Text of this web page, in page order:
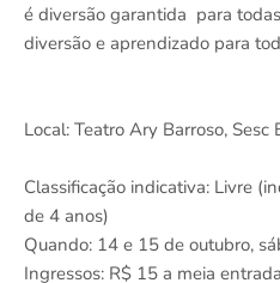
é diversão garantida para
diversão e aprendizado para
Local: Teatro Ary Barroso, Sesc
Classificação indicativa: Livre
de 4 anos)
Quando: 14 e 15 de outubro,
Ingressos: R$ 15 a meia entrada